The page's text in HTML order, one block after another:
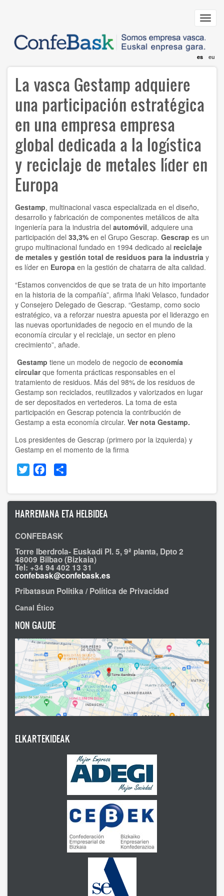
principal
es eu
La vasca Gestamp adquiere
una participación estratégica
en una empresa empresa
global dedicada a la logística
y reciclaje de metales líder en
Europa
Gestamp, multinacional vasca especializada en el diseño,
desarrollo y fabricación de componentes metálicos de alta
ingeniería para la industria del automóvil, adquiere una
participación del 33,3% en el Grupo Gescrap. Gescrap es un
grupo multinacional fundado en 1994 dedicado al reciclaje
de metales y gestión total de residuos para la industria y
es líder en Europa en la gestión de chatarra de alta calidad.
“Estamos convencidos de que se trata de un hito importante
en la historia de la compañía”, afirma Iñaki Velasco, fundador
y Consejero Delegado de Gescrap. “Gestamp, como socio
estratégico, va a reforzar nuestra apuesta por el liderazgo en
las nuevas oportunidades de negocio en el mundo de la
economía circular y el reciclaje, un sector en pleno
crecimiento”, añade.
Gestamp tiene un modelo de negocio de economía
circularque fomenta prácticas responsables en el
tratamiento de residuos. Más del 98% de los residuos de
Gestamp son reciclados, reutilizados y valorizados en lugar
de ser depositados en vertederos. La toma de esta
participación en Gescrap potencia la contribución de
Gestamp a esta economía circular. Ver nota Gestamp.
Los presidentes de Gescrap (primero por la izquierda) y
Gestamp en el momento de la firma
Twitter Facebook
HARREMANA ETA HELBIDEA
CONFEBASK
Torre Iberdrola- Euskadi Pl. 5, 9ª planta, Dpto 2
48009 Bilbao (Bizkaia)
Tel: +34 94 402 13 31
confebask@confebask.es
Pribatasun Politika / Política de Privacidad
Canal Ético
NON GAUDE
ELKARTEKIDEAK